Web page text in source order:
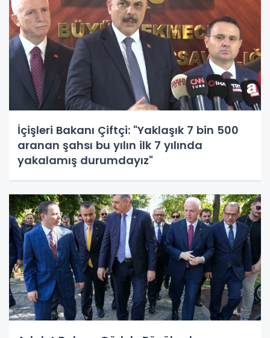
İçişleri Bakanı Çiftçi: "Yaklaşık 7 bin 500
aranan şahsı bu yılın ilk 7 yılında
yakalamış durumdayız"